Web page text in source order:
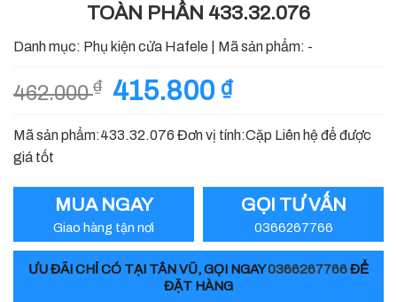
TOÀN PHẦN 433.32.076
Danh mục: Phụ kiện cửa Hafele Mã sản phẩm: -
462.000₫
Giá
là:
415.800 ₫Giá
tại
Mã sản phẩm:433.32.076 Đơn vị tính:Cặp Liên hệ để được
giá tốt
MUA NGAY
Giao hàng tận nơi
GỌI TƯ VẤN
0366267766
ƯU ĐÃI CHỈ CÓ TẠI TÂN VŨ, GỌI NGAY0366267766ĐỂ
ĐẶT HÀNG